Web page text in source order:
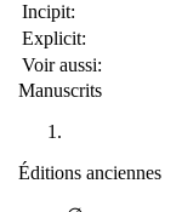
Incipit:
Explicit:
Voir aussi:
Manuscrits
Éditions anciennes